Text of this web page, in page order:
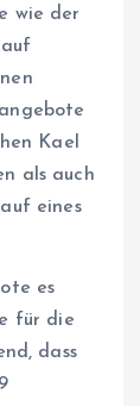
wie der
Kael
als auch
eines
es
für die
dass